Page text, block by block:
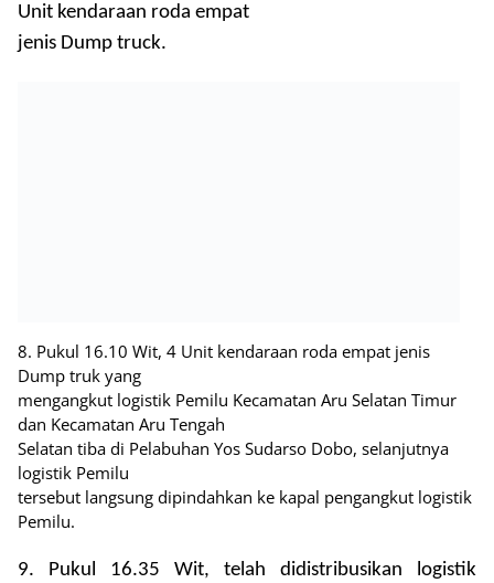
Unit kendaraan roda empat
jenis Dump truck.
8. Pukul 16.10 Wit, 4 Unit kendaraan roda empat jenis
Dump truk yang
mengangkut logistik Pemilu Kecamatan Aru Selatan Timur
dan Kecamatan Aru Tengah
Selatan tiba di Pelabuhan Yos Sudarso Dobo, selanjutnya
logistik Pemilu
tersebut langsung dipindahkan ke kapal pengangkut logistik
Pemilu.
9. Pukul 16.35 Wit, telah didistribusikan logistik